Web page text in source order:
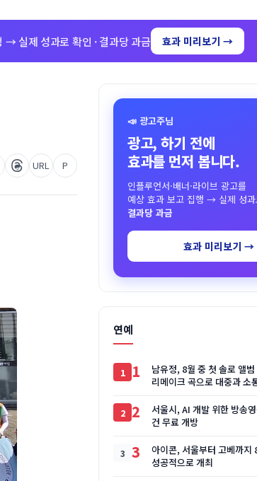
→ 실제 성과로 확인 · 결과당 과금 효과 미리보기 →
URL P
📣 광고주님
광고, 하기 전에
효과를 먼저 봅니다.
인플루언서·배너·라이브 광고를
예상 효과 보고 집행 → 실제 성과
결과당 과금
효과 미리보기 →
연예
1
남유정, 8월 중 첫 솔로 앨
리메이크 곡으로 대중과 소
2
서울시, AI 개발 위한 방송
건 무료 개방
3
아이콘, 서울부터 고베까지
성공적으로 개최